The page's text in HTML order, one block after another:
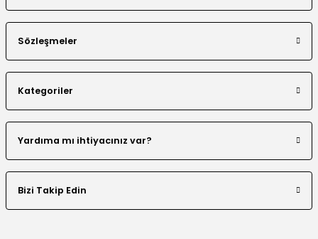
Sözleşmeler
Kategoriler
Yardıma mı ihtiyacınız var?
Bizi Takip Edin